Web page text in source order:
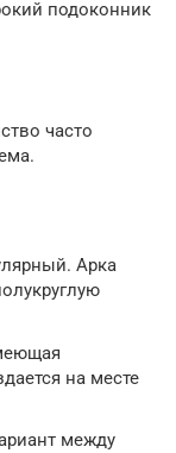
подоконник
часто
Арка
на месте
между